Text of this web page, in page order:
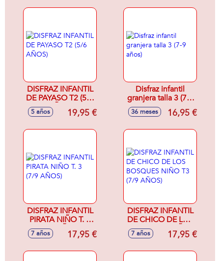
DISFRAZ INFANTIL
DE PAYASO T2 (5/6
AÑOS)
5 años 19,95 €
Disfraz infantil
granjera talla 3 (7-9
años)
36 meses 16,95 €
DISFRAZ INFANTIL
PIRATA NIÑO T. 3
(7/9 AÑOS)
7 años 17,95 €
DISFRAZ INFANTIL
DE CHICO DE LOS
BOSQUES NIÑO
T3 (7/9 AÑOS)
7 años 17,95 €